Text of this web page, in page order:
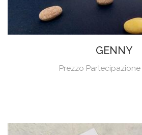
GENNY
Prezzo Partecipazione